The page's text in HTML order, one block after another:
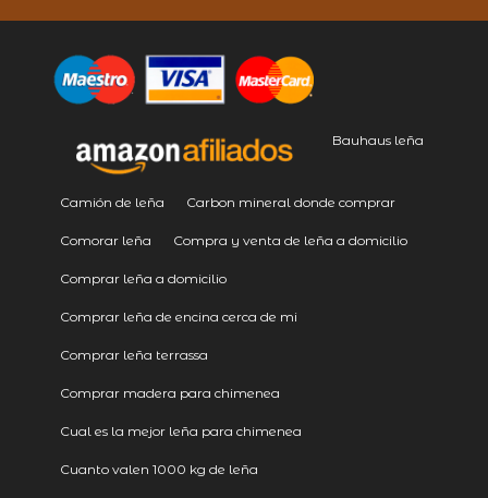
Bauhaus leña
Camión de leña Carbon mineral donde comprar
Comorar leña Compra y venta de leña a domicilio
Comprar leña a domicilio
Comprar leña de encina cerca de mi
Comprar leña terrassa
Comprar madera para chimenea
Cual es la mejor leña para chimenea
Cuanto valen 1000 kg de leña